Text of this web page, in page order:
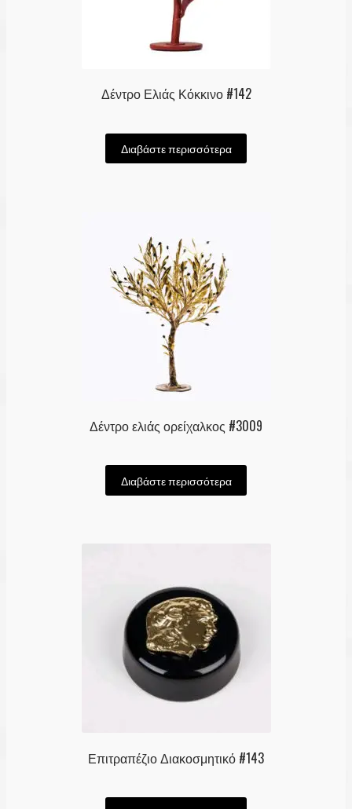
Δέντρο Ελιάς Κόκκινο #142
Διαβάστε περισσότερα
Δέντρο ελιάς ορείχαλκος #3009
Διαβάστε περισσότερα
Επιτραπέζιο Διακοσμητικό #143